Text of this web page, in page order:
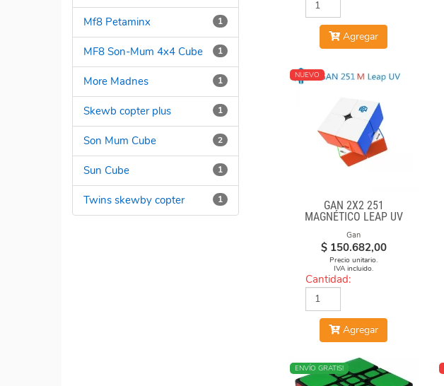
1
Mf8 Petaminx
1
MF8 Son-Mum 4x4 Cube
1
More Madnes
1
Skewb copter plus
2
Son Mum Cube
1
Sun Cube
1
Twins skewby copter
Agregar
NUEVO
GAN 2X2 251
MAGNÉTICO LEAP UV
Gan
$ 150.682,00
Precio unitario.
IVA incluido.
Cantidad:
Agregar
ENVÍO GRATIS!